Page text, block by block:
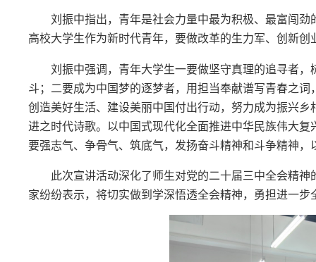
刘振中指出，青年是社会力量中最为积极、最富闯
高校大学生作为新时代青年，要做改革的生力军、创新
刘振中强调，青年大学生一要做坚守真理的追寻者
斗；二要成为中国梦的逐梦者，用担当奉献谱写青春之
创造美好生活、建设美丽中国付出行动，努力成为振兴
进之时代诗歌。以中国式现代化全面推进中华民族伟大
要强志气、争骨气、筑底气，发扬奋斗精神和斗争精神
此次宣讲活动深化了师生对党的二十届三中全会精
家纷纷表示，将切实做到学深悟透全会精神，勇担进一